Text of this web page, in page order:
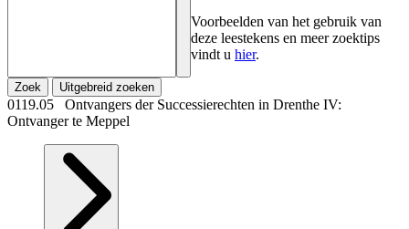
Voorbeelden van het gebruik van
deze leestekens en meer zoektips
vindt u hier.
Zoek Uitgebreid zoeken
0119.05 Ontvangers der Successierechten in Drenthe IV:
Ontvanger te Meppel